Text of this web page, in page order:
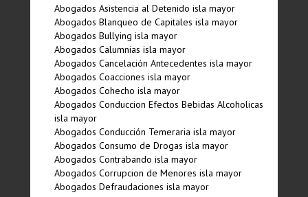
Abogados Asistencia al Detenido isla mayor
Abogados Blanqueo de Capitales isla mayor
Abogados Bullying isla mayor
Abogados Calumnias isla mayor
Abogados Cancelación Antecedentes isla mayor
Abogados Coacciones isla mayor
Abogados Cohecho isla mayor
Abogados Conduccion Efectos Bebidas Alcoholicas
isla mayor
Abogados Conducción Temeraria isla mayor
Abogados Consumo de Drogas isla mayor
Abogados Contrabando isla mayor
Abogados Corrupcion de Menores isla mayor
Abogados Defraudaciones isla mayor